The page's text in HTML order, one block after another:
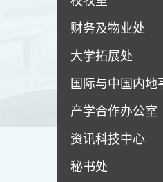
财务及物业处
大学拓展处
国际与中国内地
产学合作办公室
资讯科技中心
秘书处